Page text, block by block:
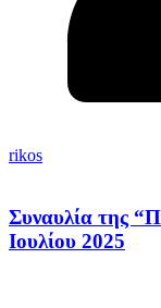
rikos
Συναυλία της
Ιουλίου 2025